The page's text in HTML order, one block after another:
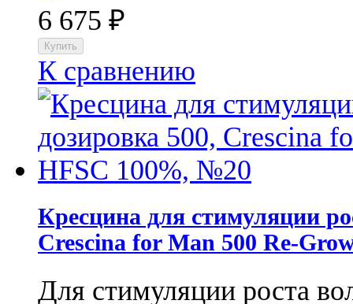
6 675 ₽
К сравнению
Кресцина для стимуляции
Crescina for Man 500 Re-
Для стимуляции роста